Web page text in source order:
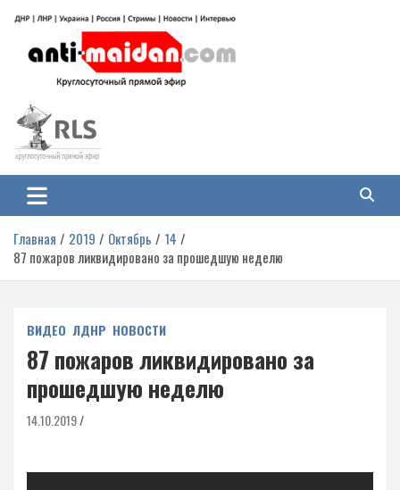
содержимому
Антимайдан: Гражданская война
на Украине
гражданской войне на Украине, включая события в Новороссии, ДНР,
ЛНР и других регионах.
Главная 2019 Октябрь
14
87 пожаров ликвидировано за прошедшую неделю
ВИДЕО ЛДНР НОВОСТИ
87 пожаров ликвидировано за
прошедшую неделю
14.10.2019